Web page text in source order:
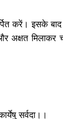
करें। इसके
मिलाकर
सर्वदा।।